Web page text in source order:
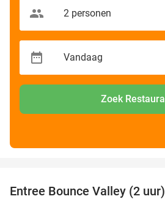
Zoek
Entree Bounce Valley (2